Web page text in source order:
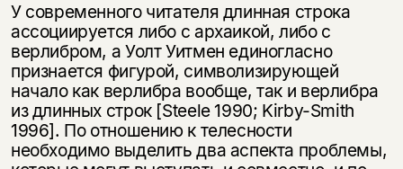
У современного читателя длинная строка
ассоциируется либо с архаикой, либо с
верлибром, а Уолт Уитмен единогласно
признается фигурой, символизирующей
начало как верлибра вообще, так и верлибра
из длинных строк [Steele 1990; Kirby-Smith
1996]. По отношению к телесности
необходимо выделить два аспекта проблемы,
Подписка на рассылку
Раз в неделю мы отправляем рассылку
о книгах и событиях «НЛО».
За подписку дарим промокод на
скидку 15%
Этой книги временно
нет в продаже.
Вы можете подписаться на
уведомления, и при поступлении книги
на склад получить письмо на указанный
электронный адрес.
Эта книга